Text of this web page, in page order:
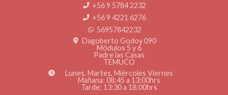
+56 9 5784 2232
+56 9 4221 6276
56957842232
Dagoberto Godoy 090
Módulos 5 y 6
Padre las Casas
TEMUCO
Lunes, Martes, Miércoles Viernes
Mañana: 08:45 a 13:00hrs
Tarde: 13:30 a 18:00hrs